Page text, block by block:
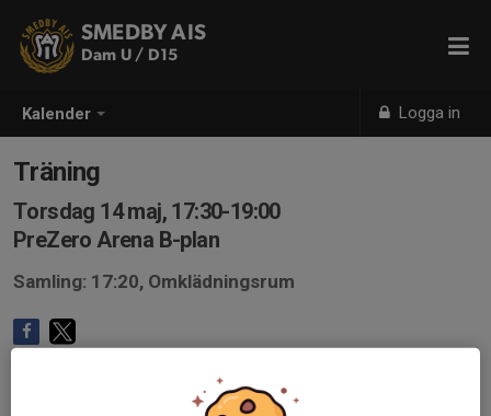
Kalender Logga in
SMEDBY AIS
Dam U / D15
Träning
Torsdag 14 maj, 17:30-19:00
PreZero Arena B-plan
Samling: 17:20, Omklädningsrum